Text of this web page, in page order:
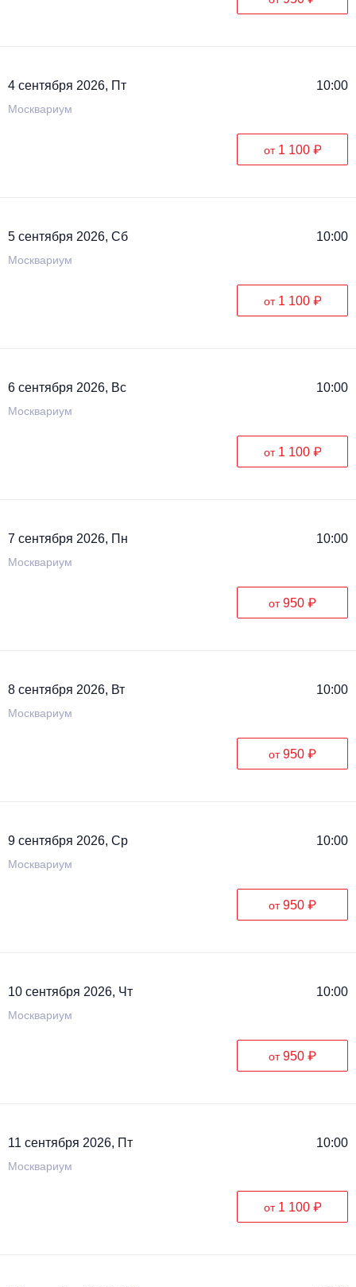
4 сентября 2026, Пт 10:00
Москвариум
от 1 100 ₽
5 сентября 2026, Сб 10:00
Москвариум
от 1 100 ₽
6 сентября 2026, Вс 10:00
Москвариум
от 1 100 ₽
7 сентября 2026, Пн 10:00
Москвариум
от950 ₽
8 сентября 2026, Вт 10:00
Москвариум
от950 ₽
9 сентября 2026, Ср 10:00
Москвариум
от950 ₽
10 сентября 2026, Чт 10:00
Москвариум
от950 ₽
11 сентября 2026, Пт 10:00
Москвариум
от 1 100 ₽